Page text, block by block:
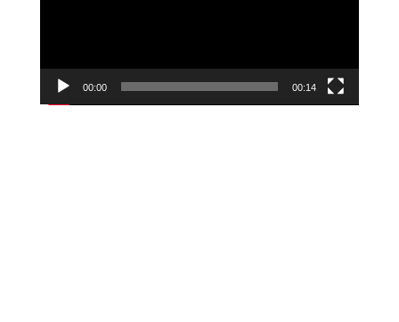
00:00 00:14